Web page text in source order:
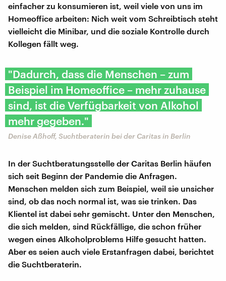
einfacher zu konsumieren ist, weil viele von uns im
Homeoffice arbeiten: Nich weit vom Schreibtisch steht
vielleicht die Minibar, und die soziale Kontrolle durch
Kollegen fällt weg.
"Dadurch, dass die Menschen – zum
Beispiel im Homeoffice – mehr zuhause
sind, ist die Verfügbarkeit von Alkohol
mehr gegeben."
Denise Aßhoff, Suchtberaterin bei der Caritas in Berlin
In der Suchtberatungsstelle der Caritas Berlin häufen
sich seit Beginn der Pandemie die Anfragen.
Menschen melden sich zum Beispiel, weil sie unsicher
sind, ob das noch normal ist, was sie trinken. Das
Klientel ist dabei sehr gemischt. Unter den Menschen,
die sich melden, sind Rückfällige, die schon früher
wegen eines Alkoholproblems Hilfe gesucht hatten.
Aber es seien auch viele Erstanfragen dabei, berichtet
die Suchtberaterin.